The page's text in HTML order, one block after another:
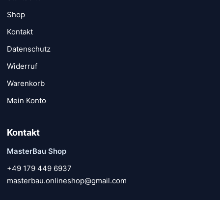
Shop
Kontakt
Datenschutz
Widerruf
Warenkorb
Mein Konto
Kontakt
MasterBau Shop
+49 179 449 6937
masterbau.onlineshop@gmail.com